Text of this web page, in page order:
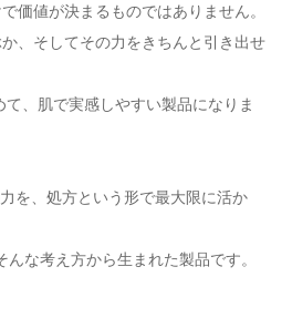
価値が決まるものではありません。
、そしてその力をきちんと引き出せ
、肌で実感しやすい製品になりま
を、処方という形で最大限に活か
な考え方から生まれた製品です。